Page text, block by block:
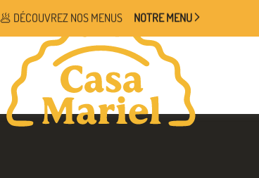
🥟 DÉCOUVREZ NOS MENUS NOTRE MENU